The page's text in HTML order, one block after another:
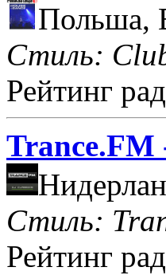
Польша,
Стиль:
Рейтинг
Trance.FM
Стиль:
Рейтинг